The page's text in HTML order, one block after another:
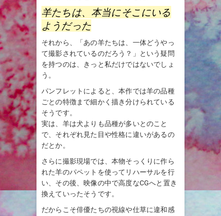
羊たちは、本当にそこにいる
ようだった
それから、「あの羊たちは、一体どうやっ
て撮影されているのだろう？」という疑問
を持つのは、きっと私だけではないでしょ
う。
パンフレットによると、本作では羊の品種
ごとの特徴まで細かく描き分けられている
そうです。
実は、羊は犬よりも品種が多いとのこと
で、それぞれ見た目や性格に違いがあるの
だとか。
さらに撮影現場では、本物そっくりに作ら
れた羊のパペットを使ってリハーサルを行
い、その後、映像の中で高度なCGへと置き
換えていったそうです。
だからこそ俳優たちの視線や仕草に違和感